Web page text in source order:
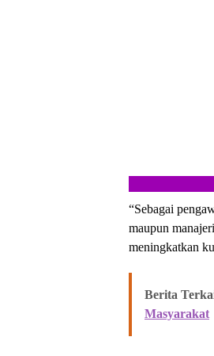
“Sebagai
maupun
meningkatkan
Berita
Masyarakat